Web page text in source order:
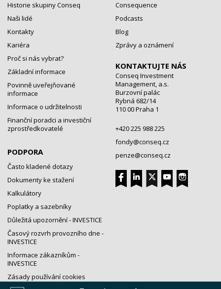
Historie skupiny Conseq
Naši lidé
Kontakty
Kariéra
Proč si nás vybrat?
Základní informace
Povinně uveřejňované
informace
Informace o udržitelnosti
Finanční poradci a investiční
zprostředkovatelé
PODPORA
Často kladené dotazy
Dokumenty ke stažení
Kalkulátory
Poplatky a sazebníky
Důležitá upozornění - INVESTICE
Časový rozvrh provozního dne -
INVESTICE
Informace zákazníkům -
INVESTICE
Zásady používání cookies
Consequence
Podcasts
Blog
Zprávy a oznámení
KONTAKTUJTE NÁS
Conseq Investment
Management, a.s.
Burzovní palác
Rybná 682/14
110 00 Praha 1
+420 225 988 225
fondy@conseq.cz
penze@conseq.cz